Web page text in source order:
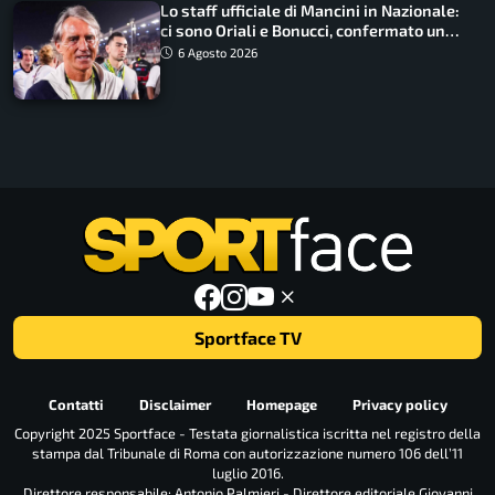
Lo staff ufficiale di Mancini in Nazionale:
ci sono Oriali e Bonucci, confermato un
ritorno
6 Agosto 2026
Sportface TV
Contatti Disclaimer Homepage
Privacy policy
Copyright 2025 Sportface - Testata giornalistica iscritta nel registro della
stampa dal Tribunale di Roma con autorizzazione numero 106 dell’11
luglio 2016.